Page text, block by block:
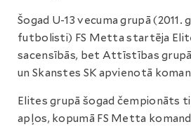
Šogad U-13 vecuma grupā (2011.
futbolisti) FS Metta startēja
sacensībās, bet Attīstības
un Skanstes SK apvienotā
Elites grupā šogad čempionāts
apļos, kopumā FS Metta